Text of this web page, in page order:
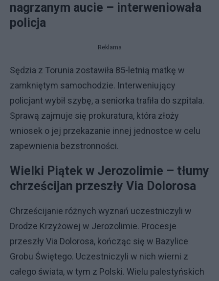
nagrzanym aucie – interweniowała
policja
Reklama
Sędzia z Torunia zostawiła 85-letnią matkę w
zamkniętym samochodzie. Interweniujący
policjant wybił szybę, a seniorka trafiła do szpitala.
Sprawą zajmuje się prokuratura, która złoży
wniosek o jej przekazanie innej jednostce w celu
zapewnienia bezstronności.
Wielki Piątek w Jerozolimie – tłumy
chrześcijan przeszły Via Dolorosa
Chrześcijanie różnych wyznań uczestniczyli w
Drodze Krzyżowej w Jerozolimie. Procesje
przeszły Via Dolorosa, kończąc się w Bazylice
Grobu Świętego. Uczestniczyli w nich wierni z
całego świata, w tym z Polski. Wielu palestyńskich